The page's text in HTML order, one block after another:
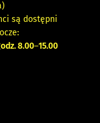
są dostępni
8.00–15.00